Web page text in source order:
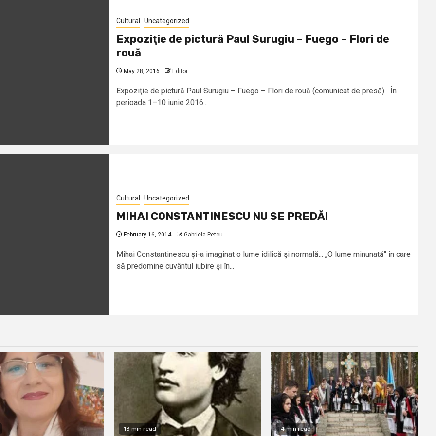
Cultural Uncategorized
Expoziţie de pictură Paul Surugiu – Fuego – Flori de
rouă
May 28, 2016 Editor
Expoziţie de pictură Paul Surugiu – Fuego – Flori de rouă (comunicat de presă) În
perioada 1–10 iunie 2016...
Cultural Uncategorized
MIHAI CONSTANTINESCU NU SE PREDĂ!
February 16, 2014 Gabriela Petcu
Mihai Constantinescu şi-a imaginat o lume idilică şi normală... „O lume minunată" în care
să predomine cuvântul iubire şi în...
13 min read 4 min read